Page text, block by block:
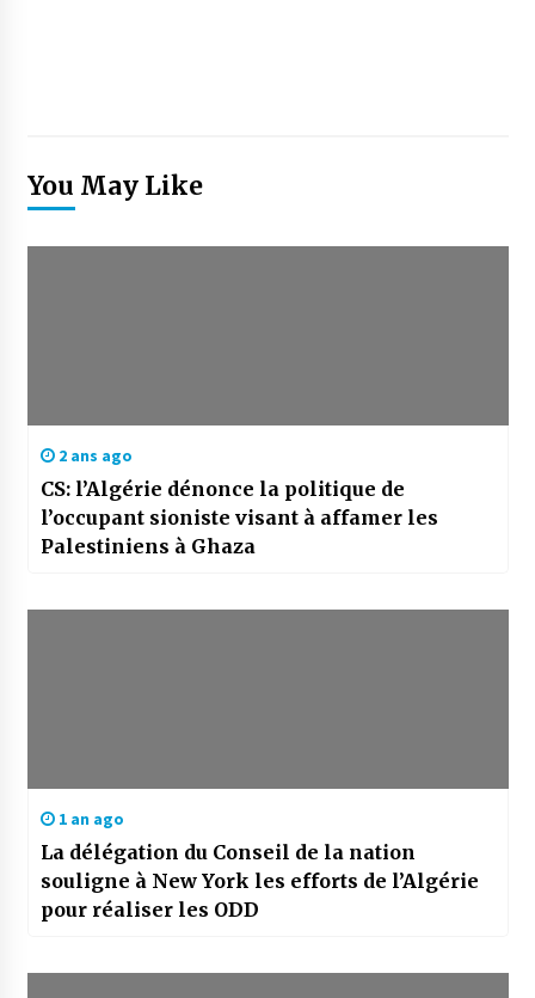
You May Like
2 ans ago
CS: l’Algérie dénonce la politique de
l’occupant sioniste visant à affamer les
Palestiniens à Ghaza
1 an ago
La délégation du Conseil de la nation
souligne à New York les efforts de l’Algérie
pour réaliser les ODD